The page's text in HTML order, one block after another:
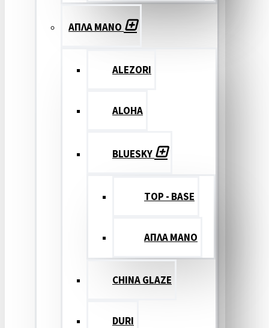
ΑΠΛΑ ΜΑΝΟ
ALEZORI
ALOHA
BLUESKY
TOP - BASE
ΑΠΛΑ ΜΑΝΟ
CHINA GLAZE
DURI